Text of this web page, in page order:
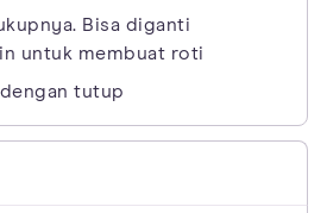
Bisa diganti
untuk membuat roti
tutup